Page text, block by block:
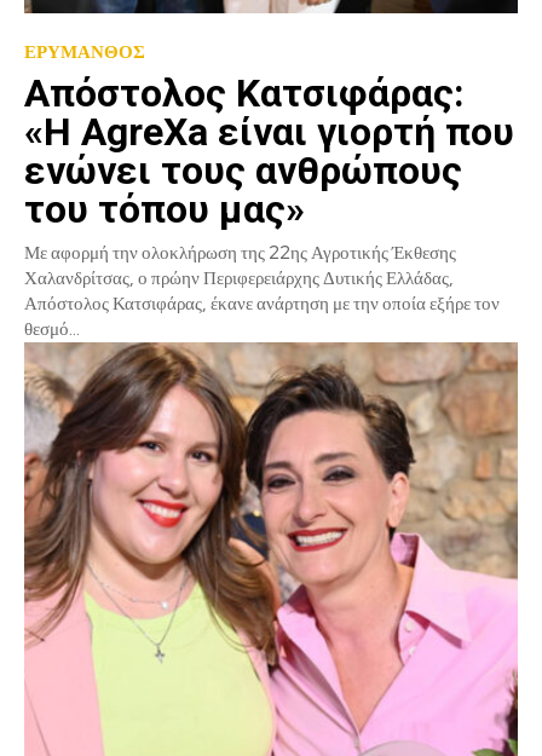
ΕΡΥΜΑΝΘΟΣ
Απόστολος Κατσιφάρας:
«Η AgreXa είναι γιορτή που
ενώνει τους ανθρώπους
του τόπου μας»
Με αφορμή την ολοκλήρωση της 22ης Αγροτικής Έκθεσης
Χαλανδρίτσας, ο πρώην Περιφερειάρχης Δυτικής Ελλάδας,
Απόστολος Κατσιφάρας, έκανε ανάρτηση με την οποία εξήρε τον
θεσμό...